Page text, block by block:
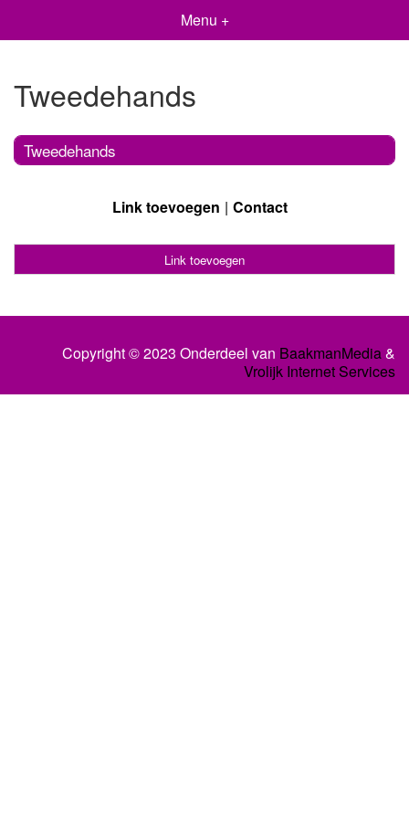
Menu +
Tweedehands
Tweedehands
Link toevoegen Contact
Link toevoegen
Copyright © 2023 Onderdeel van BaakmanMedia&
Vrolijk Internet Services